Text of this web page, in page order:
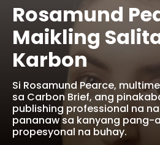
Rosamund
Maikling
Karbon
Si Rosamund Pearce,
sa Carbon Brief, ang
publishing professional na
pananaw sa kanyang pang-
propesyonal na buhay.